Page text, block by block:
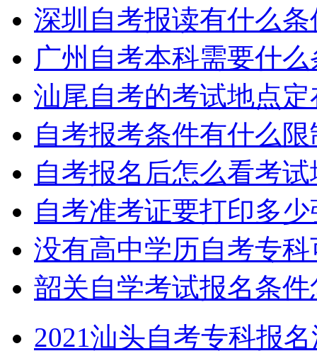
深圳自考报读有什么
广州自考本科需要什
汕尾自考的考试地点
自考报考条件有什么
自考报名后怎么看考
自考准考证要打印多
没有高中学历自考专
韶关自学考试报名条
2021汕头自考专科报